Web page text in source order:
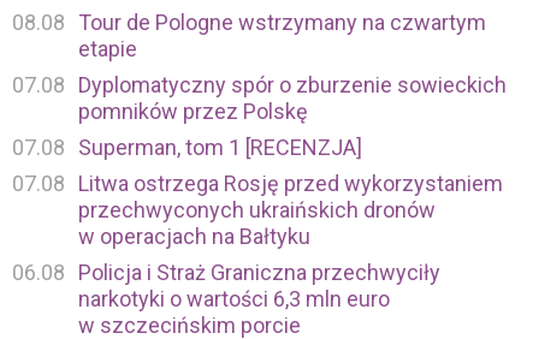
08.08
Tour de Pologne wstrzymany na czwartym
etapie
07.08
Dyplomatyczny spór o zburzenie sowieckich
pomników przez Polskę
07.08
Superman, tom 1 [RECENZJA]
07.08
Litwa ostrzega Rosję przed wykorzystaniem
przechwyconych ukraińskich dronów
w operacjach na Bałtyku
06.08
Policja i Straż Graniczna przechwyciły
narkotyki o wartości 6,3 mln euro
w szczecińskim porcie